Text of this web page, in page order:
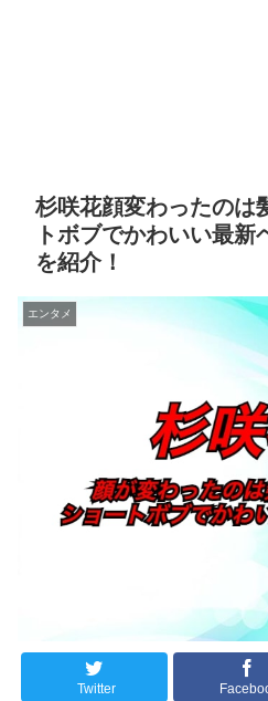
杉咲花顔変わったのは
トボブでかわいい最
を紹介！
エンタメ
Twitter